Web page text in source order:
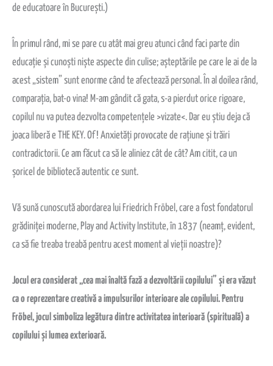
de educatoare în București.)
În primul rând, mi se pare cu atât mai greu atunci când faci parte din
educație și cunoști niște aspecte din culise; așteptările pe care le ai de la
acest „sistem” sunt enorme când te afectează personal. În al doilea rând,
comparația, bat-o vina! M-am gândit că gata, s-a pierdut orice rigoare,
copilul nu va putea dezvolta competențele >vizate<. Dar eu știu deja că
joaca liberă e THE KEY. Of! Anxietăți provocate de rațiune și trăiri
contradictorii. Ce am făcut ca să le aliniez cât de cât? Am citit, ca un
șoricel de bibliotecă autentic ce sunt.
Vă sună cunoscută abordarea lui Friedrich Fröbel, care a fost fondatorul
grădiniței moderne, Play and Activity Institute, în 1837 (neamț, evident,
ca să fie treaba treabă pentru acest moment al vieții noastre)?
Jocul era considerat „cea mai înaltă fază a dezvoltării copilului” și era văzut
ca o reprezentare creativă a impulsurilor interioare ale copilului. Pentru
Fröbel, jocul simboliza legătura dintre activitatea interioară (spirituală) a
copilului și lumea exterioară.